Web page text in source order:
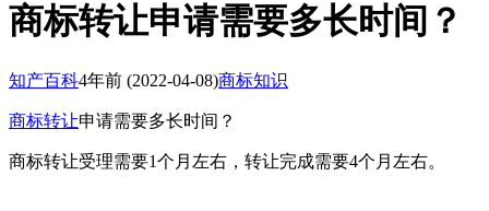
商标转让申请需要多长时间？
知产百科4年前 (2022-04-08)商标知识
商标转让申请需要多长时间？
商标转让受理需要1个月左右，转让完成需要4个月左右。